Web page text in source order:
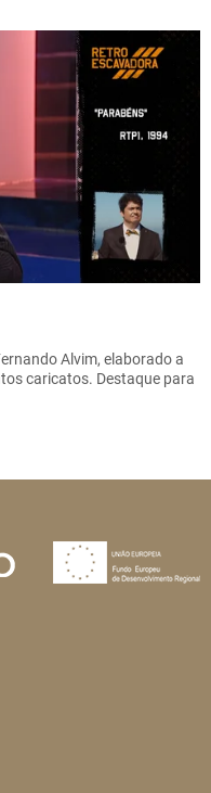
Alvim, elaborado a
caricatos. Destaque para